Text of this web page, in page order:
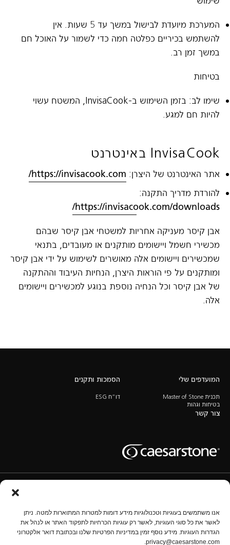
אנו משתמשים בעוגיות וטכנולוגיות מידע דומות למטרות המתוארות למטה. ניתן
לאשר את כל סוגי העוגיות, לאשר רק עוגיות הכרחיות לתפקוד האתר או לנהל את
הגדרות העוגיות. מידע נוסף זמין במדיניות הפרטיות שלנו ובכתובת דואר אלקטרוני
privacy@caesarstone.com.
המערכת מיועדת לבישול במשך עד 5 שעות. אין
להשתמש בכיריים כפלטה חמה כדי לשמור על האוכל חם
במשך זמן רב.
בטיחות
שימו לב: בזמן השימוש ב-InvisaCook, המשטח עשוי
להיות חם למגע.
InvisaCook באינטרנט
אתר האינטרנט של היצרן: https://invisacook.com/
להורדת מדריך התקנה:
https://invisacook.com/downloads/
אבן קיסר מעניקה אחריות למשטחי אבן קיסר שבהם
מכשירי חשמל ויישומים מותקנים או מעובדים, בתנאי
שמכשירים ויישומים אלה מאושרים לשימוש על ידי אבן קיסר
ומותקנים על פי הוראות היצרן, הנחיות העיבוד וההתקנה
של אבן קיסר וכל הנחיה נוספת בנוגע למכשירים ויישומים
אלה.
המועדפים שלי
תכנית Master of Stone
בטיחות וגהות
הסמכות ותקנים
דו”ח ESG
צור קשר